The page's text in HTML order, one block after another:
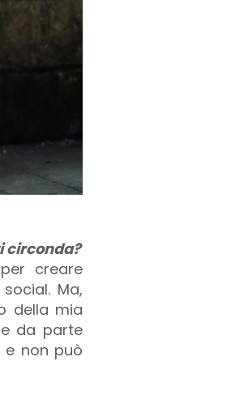
circonda?
creare
Ma,
della mia
da parte
non può